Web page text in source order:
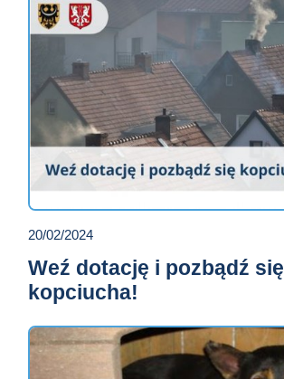
20/02/2024
Weź dotację i pozbądź się
kopciucha!